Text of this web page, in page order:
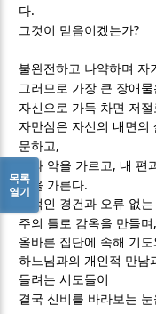
다.
그것이 믿음이겠는가?
불완전하고 나약하며 자
그러므로 가장 큰 장애
자신으로 가득 차면 저
자만심은 자신의 내면의
문하고 ,
선과 악을 가르고 , 내 편
님을 가른다.
사적인 경건과 오류 없
주의 틀로 감옥을 만들며 ,
올바른 집단에 속해 기
하느님과의 개인적 만남
들려는 시도들이
결국 신비를 바라보는
목록
열기